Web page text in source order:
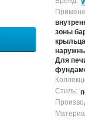
зоны
Для
Стиль: